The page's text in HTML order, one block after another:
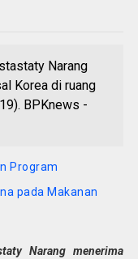
Narang
Korea di ruang
BPKnews -
Program
pada Makanan
Narang menerima